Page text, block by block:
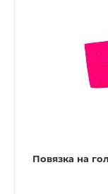
Повязка на